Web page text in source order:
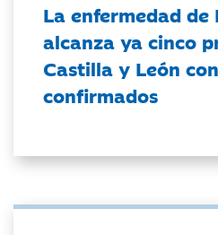
La enfermedad de
alcanza ya cinco
Castilla y León
confirmados